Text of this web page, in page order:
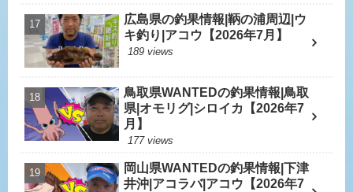
広島県の釣果情報|鞆の浦周辺|ウ
キ釣り|アコウ【2026年7月】
189 views
鳥取県WANTEDの釣果情報|鳥取
県|オモリグ|シロイカ【2026年7
月】
177 views
岡山県WANTEDの釣果情報|下津
井沖|アコラバ|アコウ【2026年7